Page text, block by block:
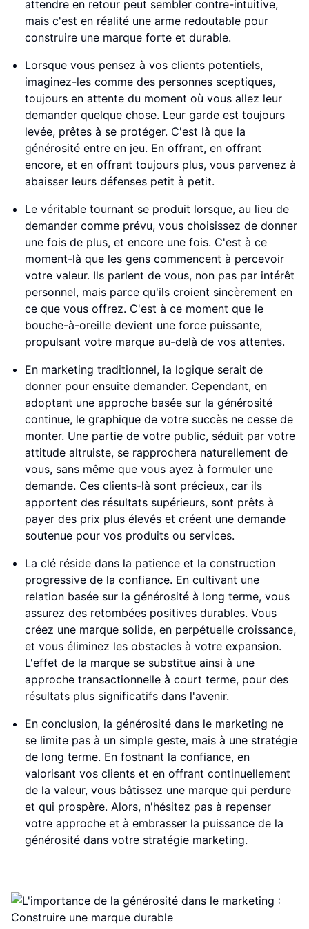
attendre en retour peut sembler contre-intuitive,
mais c'est en réalité une arme redoutable pour
construire une marque forte et durable.
Lorsque vous pensez à vos clients potentiels,
imaginez-les comme des personnes sceptiques,
toujours en attente du moment où vous allez leur
demander quelque chose. Leur garde est toujours
levée, prêtes à se protéger. C'est là que la
générosité entre en jeu. En offrant, en offrant
encore, et en offrant toujours plus, vous parvenez à
abaisser leurs défenses petit à petit.
Le véritable tournant se produit lorsque, au lieu de
demander comme prévu, vous choisissez de donner
une fois de plus, et encore une fois. C'est à ce
moment-là que les gens commencent à percevoir
votre valeur. Ils parlent de vous, non pas par intérêt
personnel, mais parce qu'ils croient sincèrement en
ce que vous offrez. C'est à ce moment que le
bouche-à-oreille devient une force puissante,
propulsant votre marque au-delà de vos attentes.
En marketing traditionnel, la logique serait de
donner pour ensuite demander. Cependant, en
adoptant une approche basée sur la générosité
continue, le graphique de votre succès ne cesse de
monter. Une partie de votre public, séduit par votre
attitude altruiste, se rapprochera naturellement de
vous, sans même que vous ayez à formuler une
demande. Ces clients-là sont précieux, car ils
apportent des résultats supérieurs, sont prêts à
payer des prix plus élevés et créent une demande
soutenue pour vos produits ou services.
La clé réside dans la patience et la construction
progressive de la confiance. En cultivant une
relation basée sur la générosité à long terme, vous
assurez des retombées positives durables. Vous
créez une marque solide, en perpétuelle croissance,
et vous éliminez les obstacles à votre expansion.
L'effet de la marque se substitue ainsi à une
approche transactionnelle à court terme, pour des
résultats plus significatifs dans l'avenir.
En conclusion, la générosité dans le marketing ne
se limite pas à un simple geste, mais à une stratégie
de long terme. En fostnant la confiance, en
valorisant vos clients et en offrant continuellement
de la valeur, vous bâtissez une marque qui perdure
et qui prospère. Alors, n'hésitez pas à repenser
votre approche et à embrasser la puissance de la
générosité dans votre stratégie marketing.